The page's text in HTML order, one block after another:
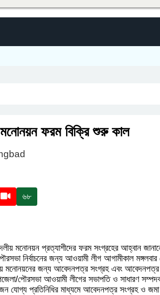
মনোনয়ন ফরম বিক্রি শুরু কাল
৬৮
মনোনয়ন প্রত্যাশীদের ফরম সংগ্রহের আহ্বান
নির্বাচনের জন্য আওয়ামী লীগ আগামীকাল
মনোনয়নের জন্য আবেদনপত্র সংগ্রহ এবং
পৌরসভা আওয়ামী লীগের সভাপতি ও সাধারণ
যোগ্য প্রতিনিধির মাধ্যমে আবেদনপত্র সংগ্রহ ও